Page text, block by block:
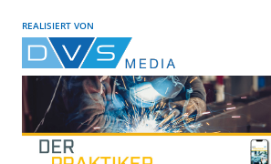
REALISIERT VON